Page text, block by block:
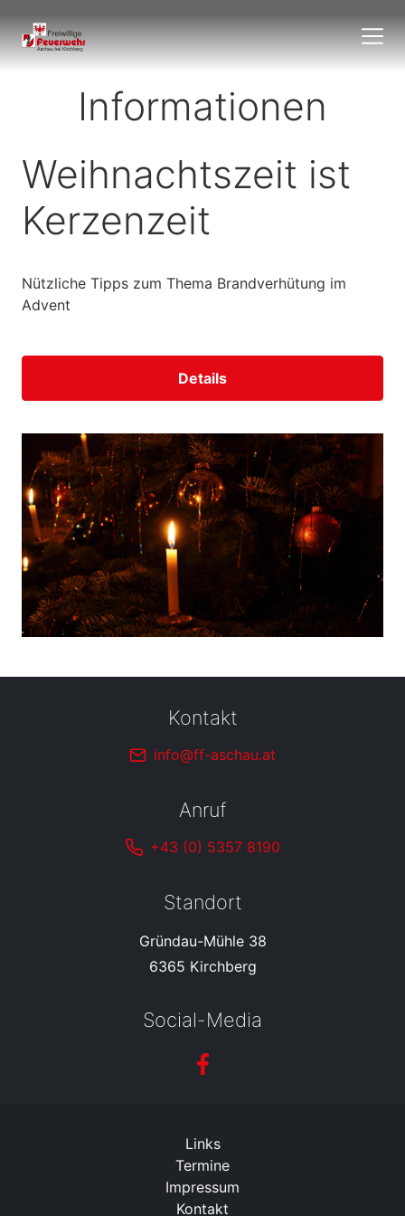
Informationen
Weihnachtszeit ist
Kerzenzeit
Nützliche Tipps zum Thema Brandverhütung im
Advent
Details
Kontakt
info@ff-aschau.at
Anruf
+43 (0) 5357 8190
Standort
Gründau-Mühle 38
6365 Kirchberg
Social-Media
Links
Termine
Impressum
Kontakt